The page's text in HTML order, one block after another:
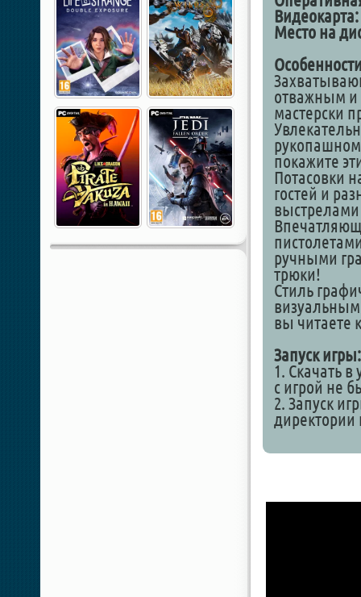
Видеокарта:
Место на
отважным и
мастерски
покажите
Потасовки
гостей и
ручными
трюки!
Стиль
вы читаете
Запуск игры:
1. Скачать
с игрой не
2. Запуск
директории